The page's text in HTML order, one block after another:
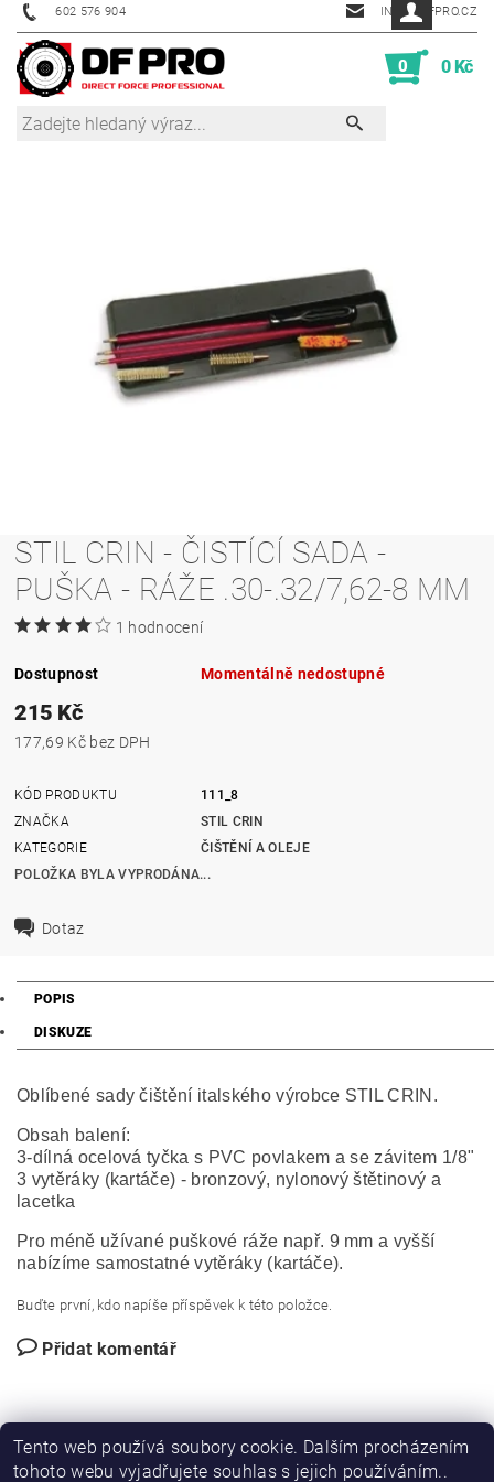
602 576 904 INFO@DFPRO.CZ
0 0 Kč
STIL CRIN - ČISTÍCÍ SADA -
PUŠKA - RÁŽE .30-.32/7,62-8 MM
1 hodnocení
Dostupnost Momentálně nedostupné
215 Kč
177,69 Kč bez DPH
KÓD PRODUKTU
111_8
ZNAČKA
STIL CRIN
KATEGORIE
ČIŠTĚNÍ A OLEJE
POLOŽKA BYLA VYPRODÁNA...
Dotaz
POPIS
DISKUZE
Oblíbené sady čištění italského výrobce STIL CRIN.
Obsah balení:
3-dílná ocelová tyčka s PVC povlakem a se závitem 1/8"
3 vytěráky (kartáče) - bronzový, nylonový štětinový a
lacetka
Pro méně užívané puškové ráže např. 9 mm a vyšší
nabízíme samostatné vytěráky (kartáče).
Buďte první, kdo napíše příspěvek k této položce.
Přidat komentář
Tento web používá soubory cookie. Dalším procházením
tohoto webu vyjadřujete souhlas s jejich používáním..